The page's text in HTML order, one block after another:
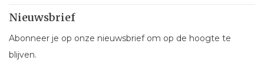
Nieuwsbrief
Abonneer je op onze nieuwsbrief om op de hoogte te
blijven.